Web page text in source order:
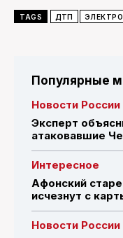
TAGS ДТП
Популярные
Новости России
Эксперт
атаковавшие
Интересное
Афонский
исчезнут с
Новости России